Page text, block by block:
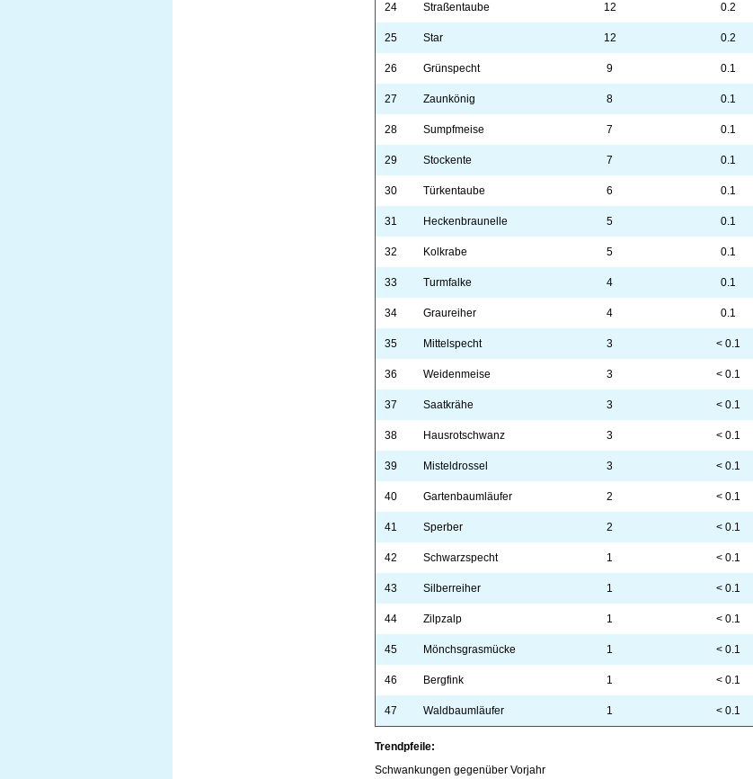
24 Straßentaube 12 0.2
25 Star 12 0.2
26 Grünspecht 9 0.1
27 Zaunkönig 8 0.1
28 Sumpfmeise 7 0.1
29 Stockente 7 0.1
30 Türkentaube 6 0.1
31 Heckenbraunelle 5 0.1
32 Kolkrabe 5 0.1
33 Turmfalke 4 0.1
34 Graureiher 4 0.1
35 Mittelspecht 3 < 0.1
36 Weidenmeise 3 < 0.1
37 Saatkrähe 3 < 0.1
38 Hausrotschwanz 3 < 0.1
39 Misteldrossel 3 < 0.1
40 Gartenbaumläufer 2 < 0.1
41 Sperber 2 < 0.1
42 Schwarzspecht 1 < 0.1
43 Silberreiher 1 < 0.1
44 Zilpzalp 1 < 0.1
45 Mönchsgrasmücke 1 < 0.1
46 Bergfink 1 < 0.1
47 Waldbaumläufer 1 < 0.1
Trendpfeile:
Schwankungen gegenüber Vorjahr